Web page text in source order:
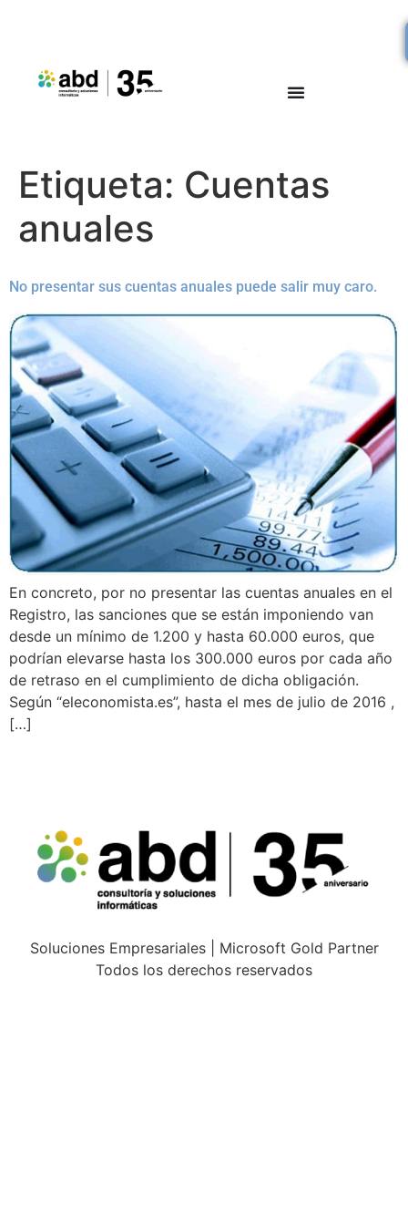
Etiqueta: Cuentas
anuales
No presentar sus cuentas anuales puede salir muy caro.
En concreto, por no presentar las cuentas anuales en el
Registro, las sanciones que se están imponiendo van
desde un mínimo de 1.200 y hasta 60.000 euros, que
podrían elevarse hasta los 300.000 euros por cada año
de retraso en el cumplimiento de dicha obligación.
Según “eleconomista.es”, hasta el mes de julio de 2016 ,
[…]
Soluciones Empresariales | Microsoft Gold Partner
Todos los derechos reservados